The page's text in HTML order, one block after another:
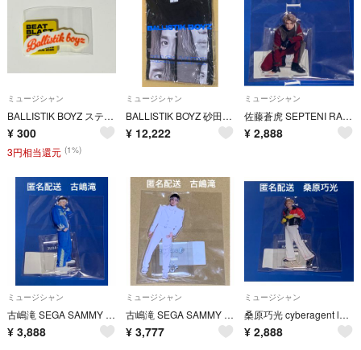
ミュージシャン
BALLISTIK BOYZ ステッカー2枚セット
¥ 300
3円相当還元 (1%)
ミュージシャン
BALLISTIK BOYZ 砂田将宏 Tシャツ Mサイズ BATTLE OF TOKYO
¥ 12,222
ミュージシャン
佐藤蒼虎 SEPTENI RAPTURES アクリルスタンド TJBB Dリーグ
¥ 2,888
ミュージシャン
古嶋滝 SEGA SAMMY LUX アクリルスタンド Dリーグ TJBB
¥ 3,888
ミュージシャン
古嶋滝 SEGA SAMMY LUX アクリルスタンド TJBB Dリーグ
¥ 3,777
ミュージシャン
桑原巧光 cyberagent legit アクリルスタンド Dリーグ TJBB
¥ 2,888